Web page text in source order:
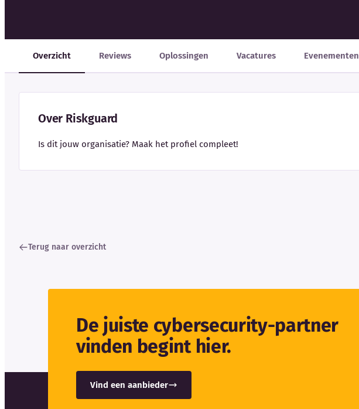
Overzicht Reviews Oplossingen Vacatures Evenementen
Over Riskguard
Is dit jouw organisatie? Maak het profiel compleet!
Terug naar overzicht
De juiste cybersecurity-partner
vinden begint hier.
Vind een aanbieder